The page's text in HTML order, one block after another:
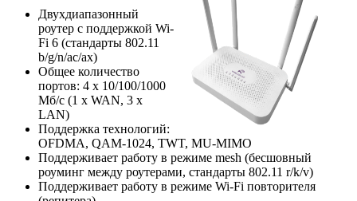
Двухдиапазонный
роутер с поддержкой Wi-
Fi 6 (стандарты 802.11
b/g/n/ac/ax)
Общее количество
портов: 4 х 10/100/1000
Мб/с (1 x WAN, 3 x
LAN)
Поддержка технологий:
OFDMA, QAM-1024, TWT, MU-MIMO
Поддерживает работу в режиме mesh (бесшовный
роуминг между роутерами, стандарты 802.11 r/k/v)
Поддерживает работу в режиме Wi-Fi повторителя